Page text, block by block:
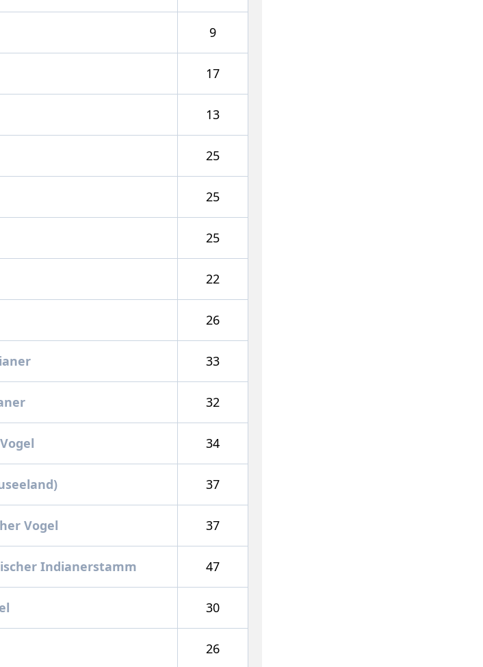
9
17
13
25
25
25
22
26
33
32
34
37
Vogel 37
Indianerstamm 47
30
26